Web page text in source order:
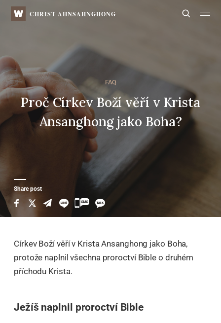
WATVCHRIST AHNSAHNGHONG Search
FAQ
Proč Církev Boží věří v Krista
Ansanghong jako Boha?
Share post
카
유
Církev Boží věří v Krista Ansanghong jako Boha,
protože naplnil všechna proroctví Bible o druhém
příchodu Krista.
Ježíš naplnil proroctví Bible